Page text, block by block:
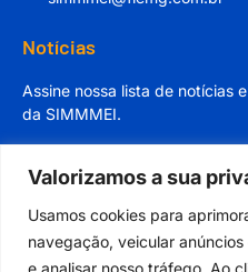
Valorizamos a sua
Usamos cookies para
navegação, veicular
e analisar nosso tráfego. Ao
Notícias
Assine nossa lista de notícias
da SIMMMEI.
Cadastrar